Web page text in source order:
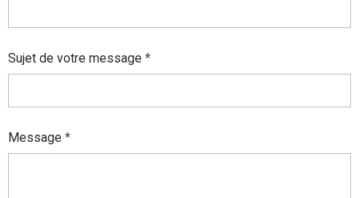
Sujet de votre message
Message